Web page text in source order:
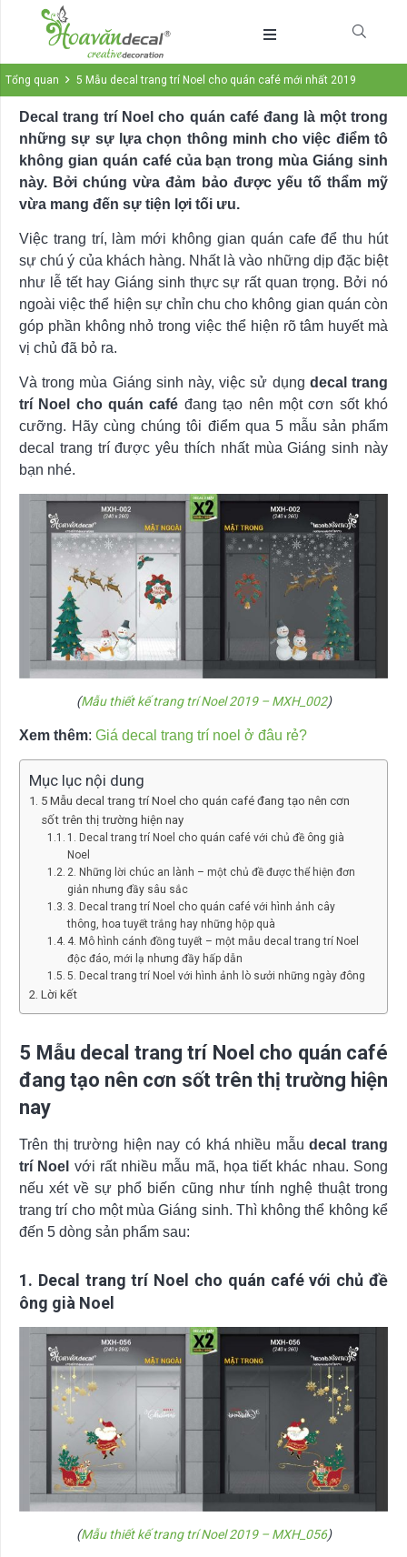
Tổng quan 5 Mẫu decal trang trí Noel cho quán café mới nhất 2019
Decal trang trí Noel cho quán café đang là một trong
những sự sự lựa chọn thông minh cho việc điểm tô
không gian quán café của bạn trong mùa Giáng sinh
này. Bởi chúng vừa đảm bảo được yếu tố thẩm mỹ
vừa mang đến sự tiện lợi tối ưu.
Việc trang trí, làm mới không gian quán cafe để thu hút
sự chú ý của khách hàng. Nhất là vào những dịp đặc biệt
như lễ tết hay Giáng sinh thực sự rất quan trọng. Bởi nó
ngoài việc thể hiện sự chỉn chu cho không gian quán còn
góp phần không nhỏ trong việc thể hiện rõ tâm huyết mà
vị chủ đã bỏ ra.
Và trong mùa Giáng sinh này, việc sử dụng decal trang
trí Noel cho quán café đang tạo nên một cơn sốt khó
cưỡng. Hãy cùng chúng tôi điểm qua 5 mẫu sản phẩm
decal trang trí được yêu thích nhất mùa Giáng sinh này
bạn nhé.
(Mẫu thiết kế trang trí Noel 2019 – MXH_002)
Xem thêm: Giá decal trang trí noel ở đâu rẻ?
Mục lục nội dung
5 Mẫu decal trang trí Noel cho quán café đang tạo nên cơn
sốt trên thị trường hiện nay
1. Decal trang trí Noel cho quán café với chủ đề ông già
Noel
2. Những lời chúc an lành – một chủ đề được thể hiện đơn
giản nhưng đầy sâu sắc
3. Decal trang trí Noel cho quán café với hình ảnh cây
thông, hoa tuyết trắng hay những hộp quà
4. Mô hình cánh đồng tuyết – một mẫu decal trang trí Noel
độc đáo, mới lạ nhưng đầy hấp dẫn
5. Decal trang trí Noel với hình ảnh lò sưởi những ngày đông
Lời kết
5 Mẫu decal trang trí Noel cho quán café
đang tạo nên cơn sốt trên thị trường hiện
nay
Trên thị trường hiện nay có khá nhiều mẫudecal trang
trí Noel với rất nhiều mẫu mã, họa tiết khác nhau. Song
nếu xét về sự phổ biến cũng như tính nghệ thuật trong
trang trí cho một mùa Giáng sinh. Thì không thể không kể
đến 5 dòng sản phẩm sau:
1. Decal trang trí Noel cho quán café với chủ đề
ông già Noel
(Mẫu thiết kế trang trí Noel 2019 – MXH_056)